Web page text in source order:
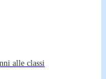
alle classi